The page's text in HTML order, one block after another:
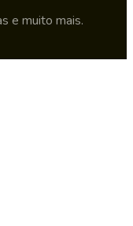
e muito mais.